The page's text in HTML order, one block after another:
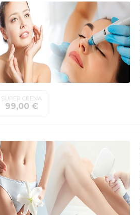
SUPER CIJENA
99,00 €